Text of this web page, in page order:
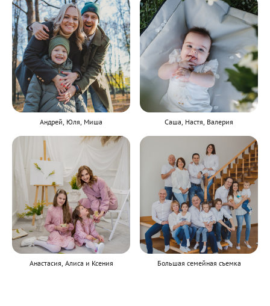
Андрей, Юля, Миша Саша, Настя, Валерия
Анастасия, Алиса и Ксения Большая семейная съемка